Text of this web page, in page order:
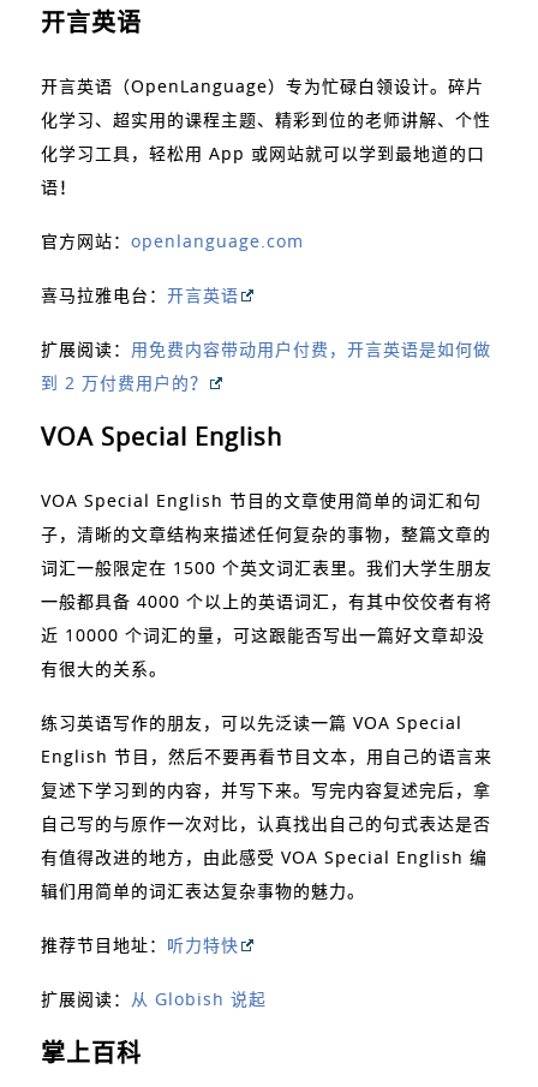
开言英语
开言英语（OpenLanguage）专为忙碌白领设计。碎片
化学习、超实用的课程主题、精彩到位的老师讲解、个性
化学习工具，轻松用 App 或网站就可以学到最地道的口
语！
官方网站： openlanguage.com
喜马拉雅电台： 开言英语
扩展阅读： 用免费内容带动用户付费，开言英语是如何做
到 2 万付费用户的？
VOA Special English
VOA Special English 节目的文章使用简单的词汇和句
子，清晰的文章结构来描述任何复杂的事物，整篇文章的
词汇一般限定在 1500 个英文词汇表里。我们大学生朋友
一般都具备 4000 个以上的英语词汇，有其中佼佼者有将
近 10000 个词汇的量，可这跟能否写出一篇好文章却没
有很大的关系。
练习英语写作的朋友，可以先泛读一篇 VOA Special
English 节目，然后不要再看节目文本，用自己的语言来
复述下学习到的内容，并写下来。写完内容复述完后，拿
自己写的与原作一次对比，认真找出自己的句式表达是否
有值得改进的地方，由此感受 VOA Special English 编
辑们用简单的词汇表达复杂事物的魅力。
推荐节目地址： 听力特快
扩展阅读： 从 Globish 说起
掌上百科